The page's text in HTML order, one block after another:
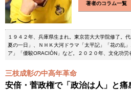
著者のコラム一覧
１９４２年、兵庫県生まれ。東京芸大大学院修了。
夏の一日」、ＮＨＫ大河ドラマ「太平記」「花の乱
ア」「優駿ORACIÓN」など。２０２０年、文化功労
三枝成彰の中高年革命
安倍・菅政権で「政治は人」と